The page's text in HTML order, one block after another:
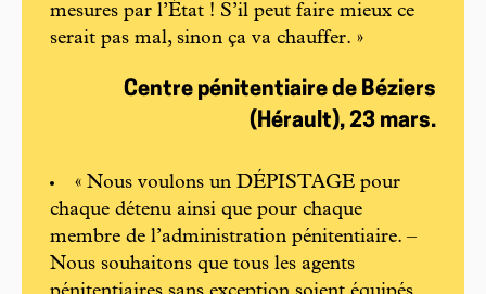
mesures par l’État ! S’il peut faire mieux ce
serait pas mal, sinon ça va chauffer. »
Centre pénitentiaire de Béziers
(Hérault), 23 mars.
« Nous voulons un DÉPISTAGE pour
chaque détenu ainsi que pour chaque
membre de l’administration pénitentiaire. –
Nous souhaitons que tous les agents